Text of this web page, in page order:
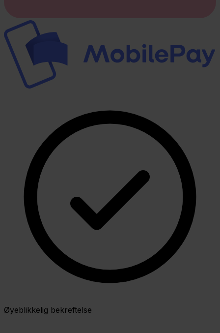
Øyeblikkelig bekreftelse